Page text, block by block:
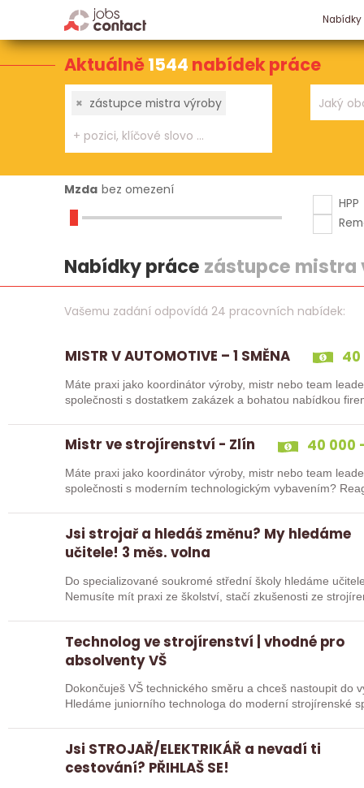
Aktuálně1544 nabídek práce
× zástupce mistra výroby
Mzda bez omezení
HPP
Nabídky práce zástupce mistra
Vašemu zadání odpovídá 24 pracovních nabídek:
MISTR V AUTOMOTIVE – 1 SMĚNA 40
Máte praxi jako koordinátor výroby, mistr nebo team
společnosti s dostatkem zakázek a bohatou nabídkou
Mistr ve strojírenství - Zlín 40 000
Máte praxi jako koordinátor výroby, mistr nebo team
Jsi strojař a hledáš změnu? My hledáme
učitele! 3 měs. volna
Do specializované soukromé střední školy hledáme
Nemusíte mít praxi ze školství, stačí zkušenosti ze
Technolog ve strojírenství | vhodné pro
absolventy VŠ
Dokončuješ VŠ technického směru a chceš nastoupit do
Hledáme juniorního technologa do moderní strojírenské společnosti. Pozice se
Jsi STROJAŘ/ELEKTRIKÁŘ a nevadí ti
cestování? PŘIHLAŠ SE!